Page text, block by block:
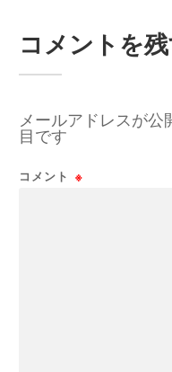
コメントを
メールアドレスが公
目です
コメント ※